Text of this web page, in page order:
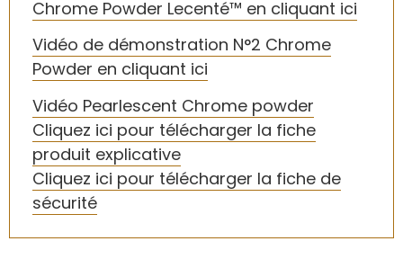
Chrome Powder Lecenté™ en cliquant ici
Vidéo de démonstration N°2 Chrome
Powder en cliquant ici
Vidéo Pearlescent Chrome powder
Cliquez ici pour télécharger la fiche
produit explicative
Cliquez ici pour télécharger la fiche de
sécurité